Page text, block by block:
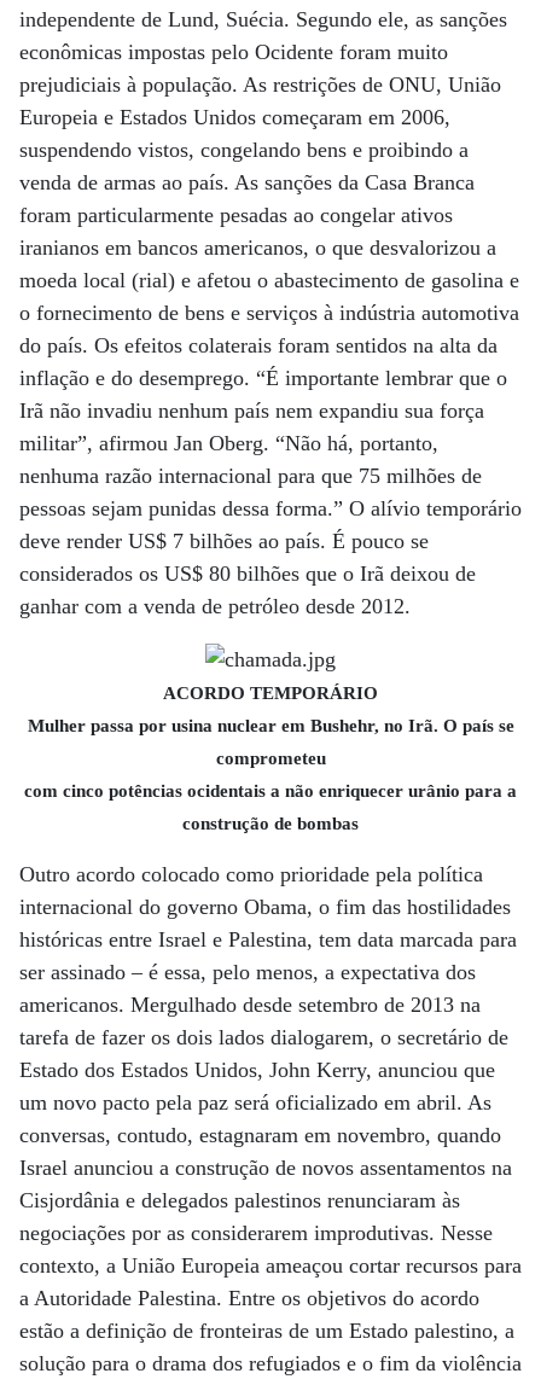
independente de Lund, Suécia. Segundo ele, as sanções
econômicas impostas pelo Ocidente foram muito
prejudiciais à população. As restrições de ONU, União
Europeia e Estados Unidos começaram em 2006,
suspendendo vistos, congelando bens e proibindo a
venda de armas ao país. As sanções da Casa Branca
foram particularmente pesadas ao congelar ativos
iranianos em bancos americanos, o que desvalorizou a
moeda local (rial) e afetou o abastecimento de gasolina e
o fornecimento de bens e serviços à indústria automotiva
do país. Os efeitos colaterais foram sentidos na alta da
inflação e do desemprego. “É importante lembrar que o
Irã não invadiu nenhum país nem expandiu sua força
militar”, afirmou Jan Oberg. “Não há, portanto,
nenhuma razão internacional para que 75 milhões de
pessoas sejam punidas dessa forma.” O alívio temporário
deve render US$ 7 bilhões ao país. É pouco se
considerados os US$ 80 bilhões que o Irã deixou de
ganhar com a venda de petróleo desde 2012.
ACORDO TEMPORÁRIO
Mulher passa por usina nuclear em Bushehr, no Irã. O país se
comprometeu
com cinco potências ocidentais a não enriquecer urânio para a
construção de bombas
Outro acordo colocado como prioridade pela política
internacional do governo Obama, o fim das hostilidades
históricas entre Israel e Palestina, tem data marcada para
ser assinado – é essa, pelo menos, a expectativa dos
americanos. Mergulhado desde setembro de 2013 na
tarefa de fazer os dois lados dialogarem, o secretário de
Estado dos Estados Unidos, John Kerry, anunciou que
um novo pacto pela paz será oficializado em abril. As
conversas, contudo, estagnaram em novembro, quando
Israel anunciou a construção de novos assentamentos na
Cisjordânia e delegados palestinos renunciaram às
negociações por as considerarem improdutivas. Nesse
contexto, a União Europeia ameaçou cortar recursos para
a Autoridade Palestina. Entre os objetivos do acordo
estão a definição de fronteiras de um Estado palestino, a
solução para o drama dos refugiados e o fim da violência